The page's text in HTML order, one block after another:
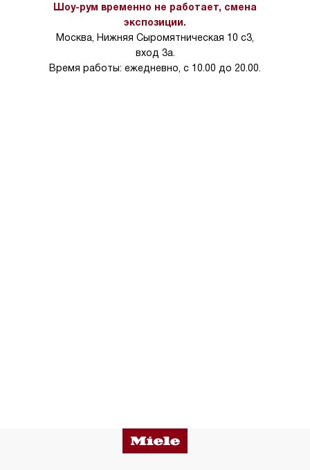
тарифы на услуги
Шоу-рум временно не работает, смена
экспозиции.
Москва, Нижняя Сыромятническая 10 с3,
вход 3а.
Время работы: ежедневно, с 10.00 до 20.00.